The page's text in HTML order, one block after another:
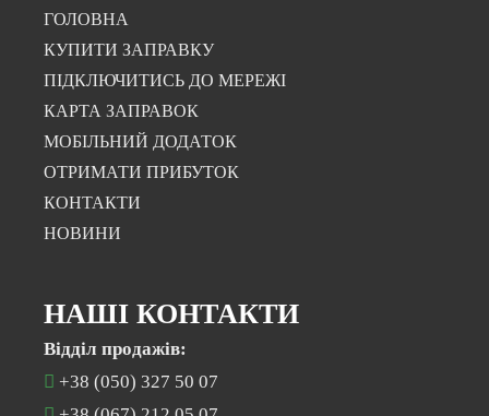
ГОЛОВНА
КУПИТИ ЗАПРАВКУ
ПІДКЛЮЧИТИСЬ ДО МЕРЕЖІ
КАРТА ЗАПРАВОК
МОБІЛЬНИЙ ДОДАТОК
ОТРИМАТИ ПРИБУТОК
КОНТАКТИ
НОВИНИ
НАШІ КОНТАКТИ
Відділ продажів:
+38 (050) 327 50 07